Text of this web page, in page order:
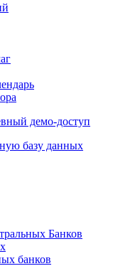
демо-доступ
базу данных
Банков
банков